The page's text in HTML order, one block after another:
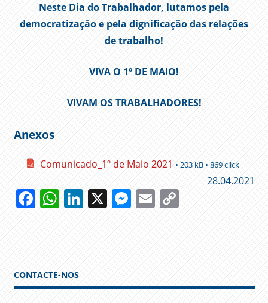
Neste Dia do Trabalhador, lutamos pela
democratização e pela dignificação das relações
de trabalho!
VIVA O 1º DE MAIO!
VIVAM OS TRABALHADORES!
Anexos
Comunicado_1º de Maio 2021 • 203 kB • 869 click
28.04.2021
Facebook
WhatsApp
LinkedIn
X Messenger
EmailCopy
AVALIAÇÃO
CONTACTE-NOS